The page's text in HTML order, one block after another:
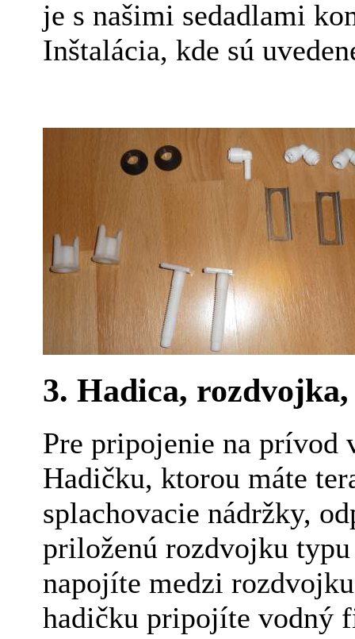
je s našimi sedadlami
Inštalácia, kde sú
3. Hadica,
Pre pripojenie na prívod
Hadičku, ktorou máte
splachovacie nádržky,
priloženú rozdvojku typu
napojíte medzi
hadičku pripojíte vodný